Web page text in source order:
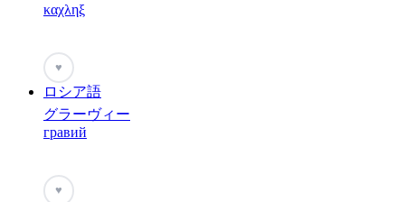
καχληξ
♥
ロシア語
グラーヴィー
гравий
♥